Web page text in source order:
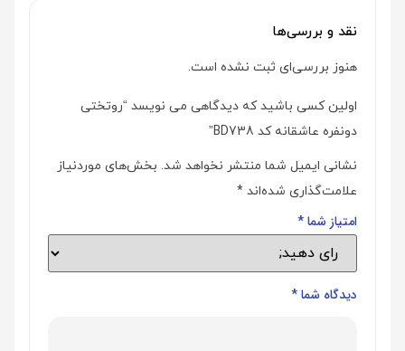
نقد و بررسی‌ها
هنوز بررسی‌ای ثبت نشده است.
اولین کسی باشید که دیدگاهی می نویسد “روتختی
دونفره عاشقانه کد BD738”
نشانی ایمیل شما منتشر نخواهد شد. بخش‌های موردنیاز
علامت‌گذاری شده‌اند *
امتیاز شما*
دیدگاه شما*